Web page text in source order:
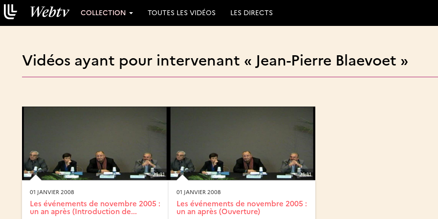
COLLECTION TOUTES LES VIDÉOS LES DIRECTS
Vidéos ayant pour intervenant « Jean-Pierre Blaevoet »
21:11
01 JANVIER 2008
Les événements de novembre 2005 :
un an après (Introduction de...
21:11
01 JANVIER 2008
Les événements de novembre 2005 :
un an après (Ouverture)